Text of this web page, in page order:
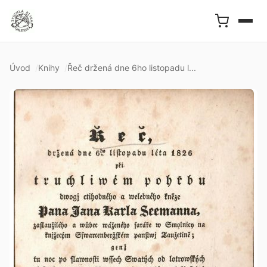
Úvod Knihy Řeč držená dne 6ho listopadu l...